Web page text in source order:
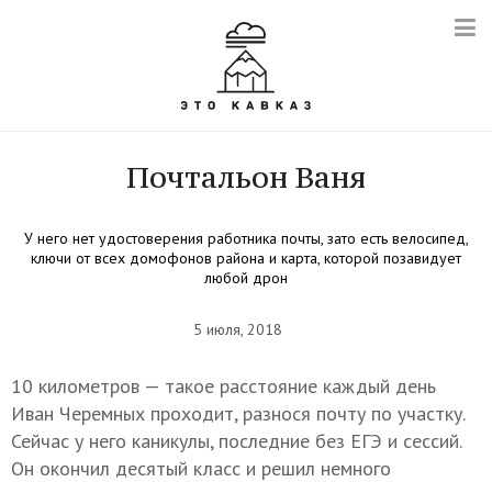
Почтальон Ваня
У него нет удостоверения работника почты, зато есть велосипед,
ключи от всех домофонов района и карта, которой позавидует
любой дрон
5 июля, 2018
10 километров — такое расстояние каждый день
Иван Черемных проходит, разнося почту по участку.
Сейчас у него каникулы, последние без ЕГЭ и сессий.
Он окончил десятый класс и решил немного